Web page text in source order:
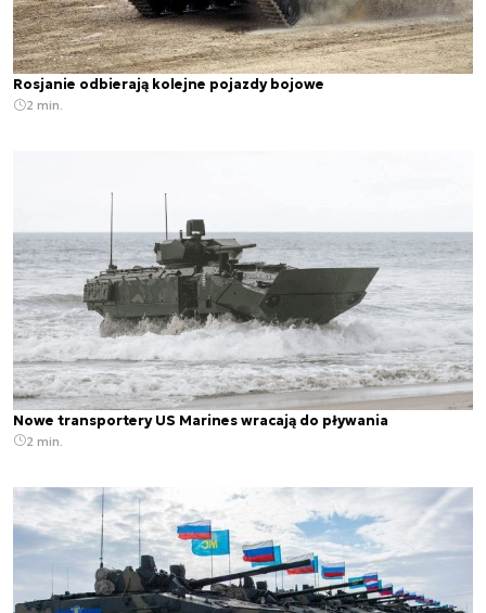
Rosjanie odbierają kolejne pojazdy bojowe
2 min.
Nowe transportery US Marines wracają do pływania
2 min.